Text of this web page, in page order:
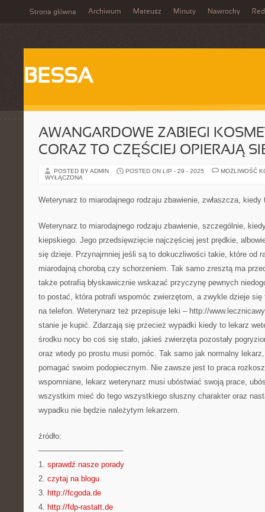
Strona główna Archiwum Mateusz Minuty Nawrocky
BESSA
AWANGARDOWE ZABIEGI
CORAZ TO CZĘŚCIEJ OPIERAJĄ
POSTED BY ADMIN POSTED ON LIP - 29 - 2025
MOŻLIWOŚĆ
WYŁĄCZONA
Weterynarz to miarodajnego rodzaju zbawienie, zwłaszcza, kiedy
Weterynarz to miarodajnego rodzaju zbawienie, szczególnie,
kiepskiego. Jego przedsięwzięcie najczęściej jest prędkie,
się dzieje. Przynajmniej jeśli są to dokuczliwości takie, które od
miarodajną chorobą czy schorzeniem. Tak samo zresztą ma
także potrafią błyskawicznie wskazać przyczynę pewnych
to postać, która potrafi wspomóc zwierzętom, a zwykle dzieje
na telefon. Weterynarz też przepisuje leki – http://
stanie je kupić. Zdarzają się przecież wypadki kiedy to lekarz
środku nocy bo coś się stało, jakieś zwierzęta pozostały
oraz wtedy po prostu musi pomóc. Tak samo jak normalny
pomagać swoim podopiecznym. Nie zawsze jest to praca
wspomniane, lekarz weterynarz musi ubóstwiać swoją prace,
wszystkim mieć do tego wszystkiego słuszny charakter oraz
wypadku nie będzie należytym lekarzem.
źródło:
———————————
1. sprawdź nasze porady
2. czytaj na blogu
3. http://fcgoda.de
4. http://fdp-rastatt.de